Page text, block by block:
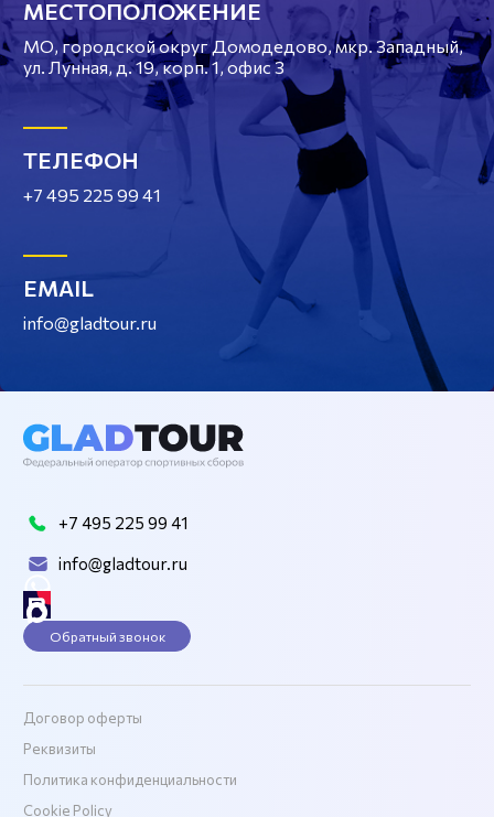
МЕСТОПОЛОЖЕНИЕ
МО, городской округ Домодедово, мкр. Западный,
ул. Лунная, д. 19, корп. 1, офис 3
ТЕЛЕФОН
+7 495 225 99 41
EMAIL
info@gladtour.ru
+7 495 225 99 41
info@gladtour.ru
Обратный звонок
Договор оферты
Реквизиты
Политика конфиденциальности
Cookie Policy